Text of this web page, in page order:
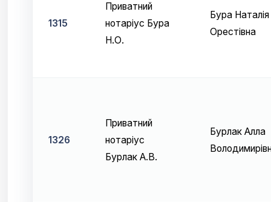
1315
Приватний
нотаріус Бура
Н.О.
Бура Наталія
Орестівна
1326
Приватний
нотаріус
Бурлак А.В.
Бурлак Алла